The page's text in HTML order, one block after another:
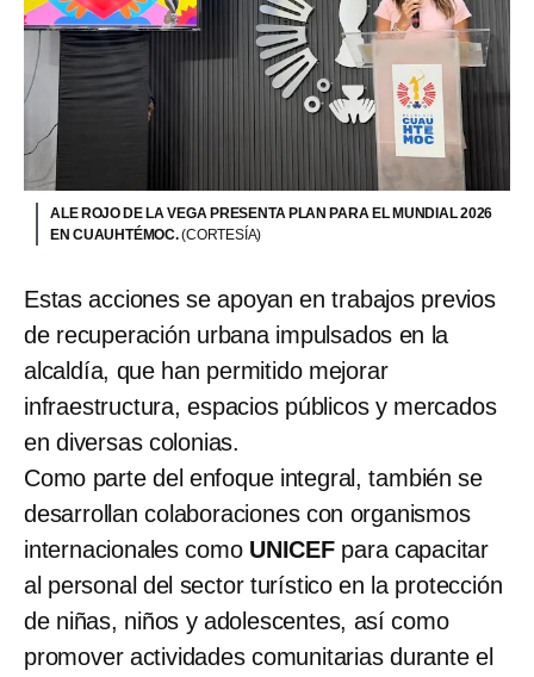
ALE ROJO DE LA VEGA PRESENTA PLAN PARA EL MUNDIAL 2026
EN CUAUHTÉMOC.(CORTESÍA)
Estas acciones se apoyan en trabajos previos
de recuperación urbana impulsados en la
alcaldía, que han permitido mejorar
infraestructura, espacios públicos y mercados
en diversas colonias.
Como parte del enfoque integral, también se
desarrollan colaboraciones con organismos
internacionales como UNICEFpara capacitar
al personal del sector turístico en la protección
de niñas, niños y adolescentes, así como
promover actividades comunitarias durante el